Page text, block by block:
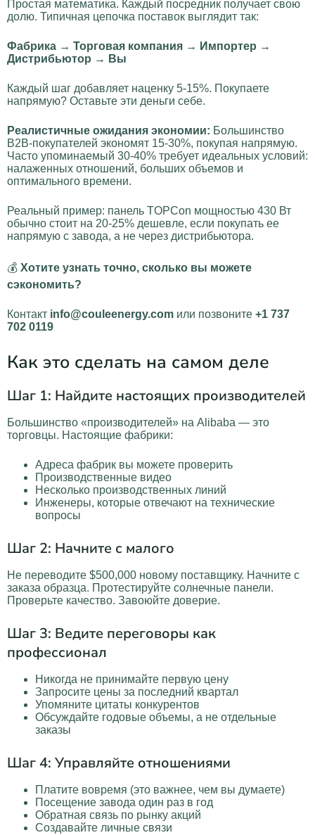
Простая математика. Каждый посредник получает свою
долю. Типичная цепочка поставок выглядит так:
Фабрика → Торговая компания → Импортер →
Дистрибьютор → Вы
Каждый шаг добавляет наценку 5-15%. Покупаете
напрямую? Оставьте эти деньги себе.
Реалистичные ожидания экономии: Большинство
B2B-покупателей экономят 15-30%, покупая напрямую.
Часто упоминаемый 30-40% требует идеальных условий:
налаженных отношений, больших объемов и
оптимального времени.
Реальный пример: панель TOPCon мощностью 430 Вт
обычно стоит на 20-25% дешевле, если покупать ее
напрямую с завода, а не через дистрибьютора.
💰 Хотите узнать точно, сколько вы можете
сэкономить?
Контакт info@couleenergy.com или позвоните +1 737
702 0119
Как это сделать на самом деле
Шаг 1: Найдите настоящих производителей
Большинство «производителей» на Alibaba — это
торговцы. Настоящие фабрики:
Адреса фабрик вы можете проверить
Производственные видео
Несколько производственных линий
Инженеры, которые отвечают на технические
вопросы
Шаг 2: Начните с малого
Не переводите $500,000 новому поставщику. Начните с
заказа образца. Протестируйте солнечные панели.
Проверьте качество. Завоюйте доверие.
Шаг 3: Ведите переговоры как
профессионал
Никогда не принимайте первую цену
Запросите цены за последний квартал
Упомяните цитаты конкурентов
Обсуждайте годовые объемы, а не отдельные
заказы
Шаг 4: Управляйте отношениями
Платите вовремя (это важнее, чем вы думаете)
Посещение завода один раз в год
Обратная связь по рынку акций
Создавайте личные связи